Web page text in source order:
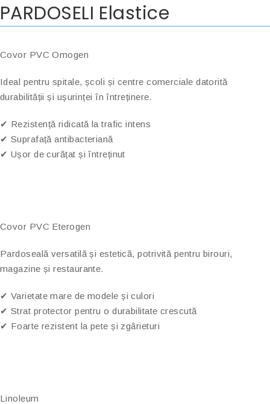
PARDOSELI Elastice
Covor PVC Omogen
Ideal pentru spitale, școli și centre comerciale datorită
durabilității și ușurinței în întreținere.
✔ Rezistență ridicată la trafic intens
✔ Suprafață antibacteriană
✔ Ușor de curățat și întreținut
Covor PVC Eterogen
Pardoseală versatilă și estetică, potrivită pentru birouri,
magazine și restaurante.
✔ Varietate mare de modele și culori
✔ Strat protector pentru o durabilitate crescută
✔ Foarte rezistent la pete și zgârieturi
Linoleum